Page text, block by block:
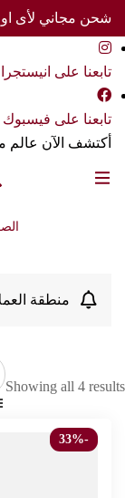
تفوت العرض
تابعنا على
تابعنا على فيسبوك
أكتشف الآن عالم
منطقة
Showing all 4 results
-33%